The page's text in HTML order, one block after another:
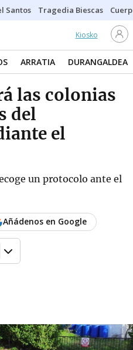
Santos Tragedia Biescas
Kiosko
ARRATIA DURANGALDEA
las colonias
del
el
un protocolo ante el
Añádenos en Google